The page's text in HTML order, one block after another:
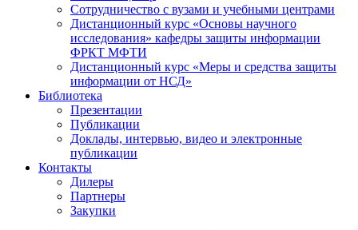
Сотрудничество с вузами и учебными центрами
Дистанционный курс «Основы научного
исследования» кафедры защиты информации
ФРКТ МФТИ
Дистанционный курс «Меры и средства защиты
информации от НСД»
Библиотека
Презентации
Публикации
Доклады, интервью, видео и электронные
публикации
Контакты
Дилеры
Партнеры
Закупки